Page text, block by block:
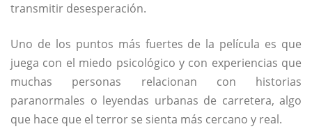
transmitir desesperación.
Uno de los puntos más fuertes de la película es que
juega con el miedo psicológico y con experiencias que
muchas personas relacionan con historias
paranormales o leyendas urbanas de carretera, algo
que hace que el terror se sienta más cercano y real.